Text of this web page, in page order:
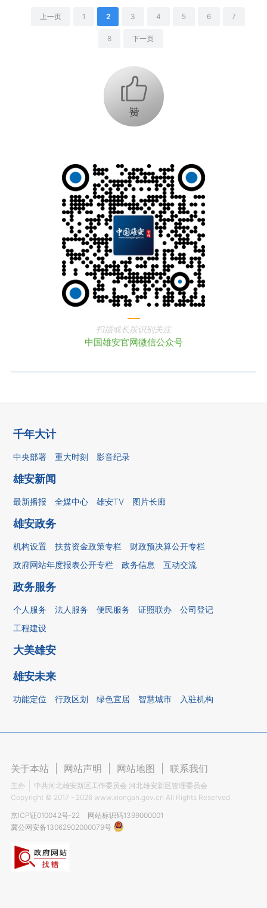
上一页 1 2 3 4 5 6 7
8 下一页
+1
扫描或长按识别关注
中国雄安官网微信公众号
千年大计
中央部署 重大时刻 影音纪录
雄安新闻
最新播报 全媒中心 雄安TV 图片长廊
雄安政务
机构设置 扶贫资金政策专栏
财政预决算公开专栏
政府网站年度报表公开专栏
政务信息 互动交流
政务服务
个人服务 法人服务 便民服务 证照联办
公司登记
工程建设
大美雄安
雄安未来
功能定位 行政区划 绿色宜居 智慧城市 入驻机构
关于本站 网站声明 网站地图 联系我们
主办
中共河北雄安新区工作委员会 河北雄安新区管理委员会
Copyright © 2017 - 2026 www.xiongan.gov.cn All Rights Reserved.
京ICP证010042号-22
网站标识码1399000001
冀公网安备13062902000079号